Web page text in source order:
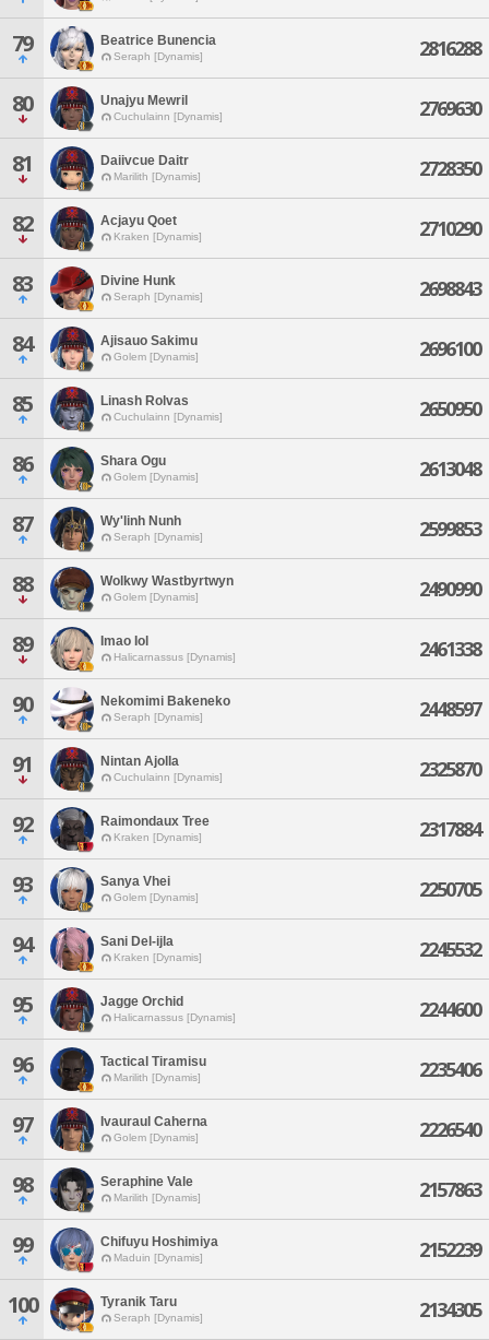
79 Beatrice Bunencia
Seraph [Dynamis] 2816288
80 Unajyu Mewril
Cuchulainn [Dynamis] 2769630
81 Daiivcue Daitr
Marilith [Dynamis] 2728350
82 Acjayu Qoet
Kraken [Dynamis] 2710290
83 Divine Hunk
Seraph [Dynamis] 2698843
84 Ajisauo Sakimu
Golem [Dynamis] 2696100
85 Linash Rolvas
Cuchulainn [Dynamis] 2650950
86 Shara Ogu
Golem [Dynamis] 2613048
87 Wy'linh Nunh
Seraph [Dynamis] 2599853
88 Wolkwy Wastbyrtwyn
Golem [Dynamis] 2490990
89 Imao Iol
Halicarnassus [Dynamis] 2461338
90 Nekomimi Bakeneko
Seraph [Dynamis] 2448597
91 Nintan Ajolla
Cuchulainn [Dynamis] 2325870
92 Raimondaux Tree
Kraken [Dynamis] 2317884
93 Sanya Vhei
Golem [Dynamis] 2250705
94 Sani Del-ijla
Kraken [Dynamis] 2245532
95 Jagge Orchid
Halicarnassus [Dynamis] 2244600
96 Tactical Tiramisu
Marilith [Dynamis] 2235406
97 Ivauraul Caherna
Golem [Dynamis] 2226540
98 Seraphine Vale
Marilith [Dynamis] 2157863
99 Chifuyu Hoshimiya
Maduin [Dynamis] 2152239
100 Tyranik Taru
Seraph [Dynamis] 2134305